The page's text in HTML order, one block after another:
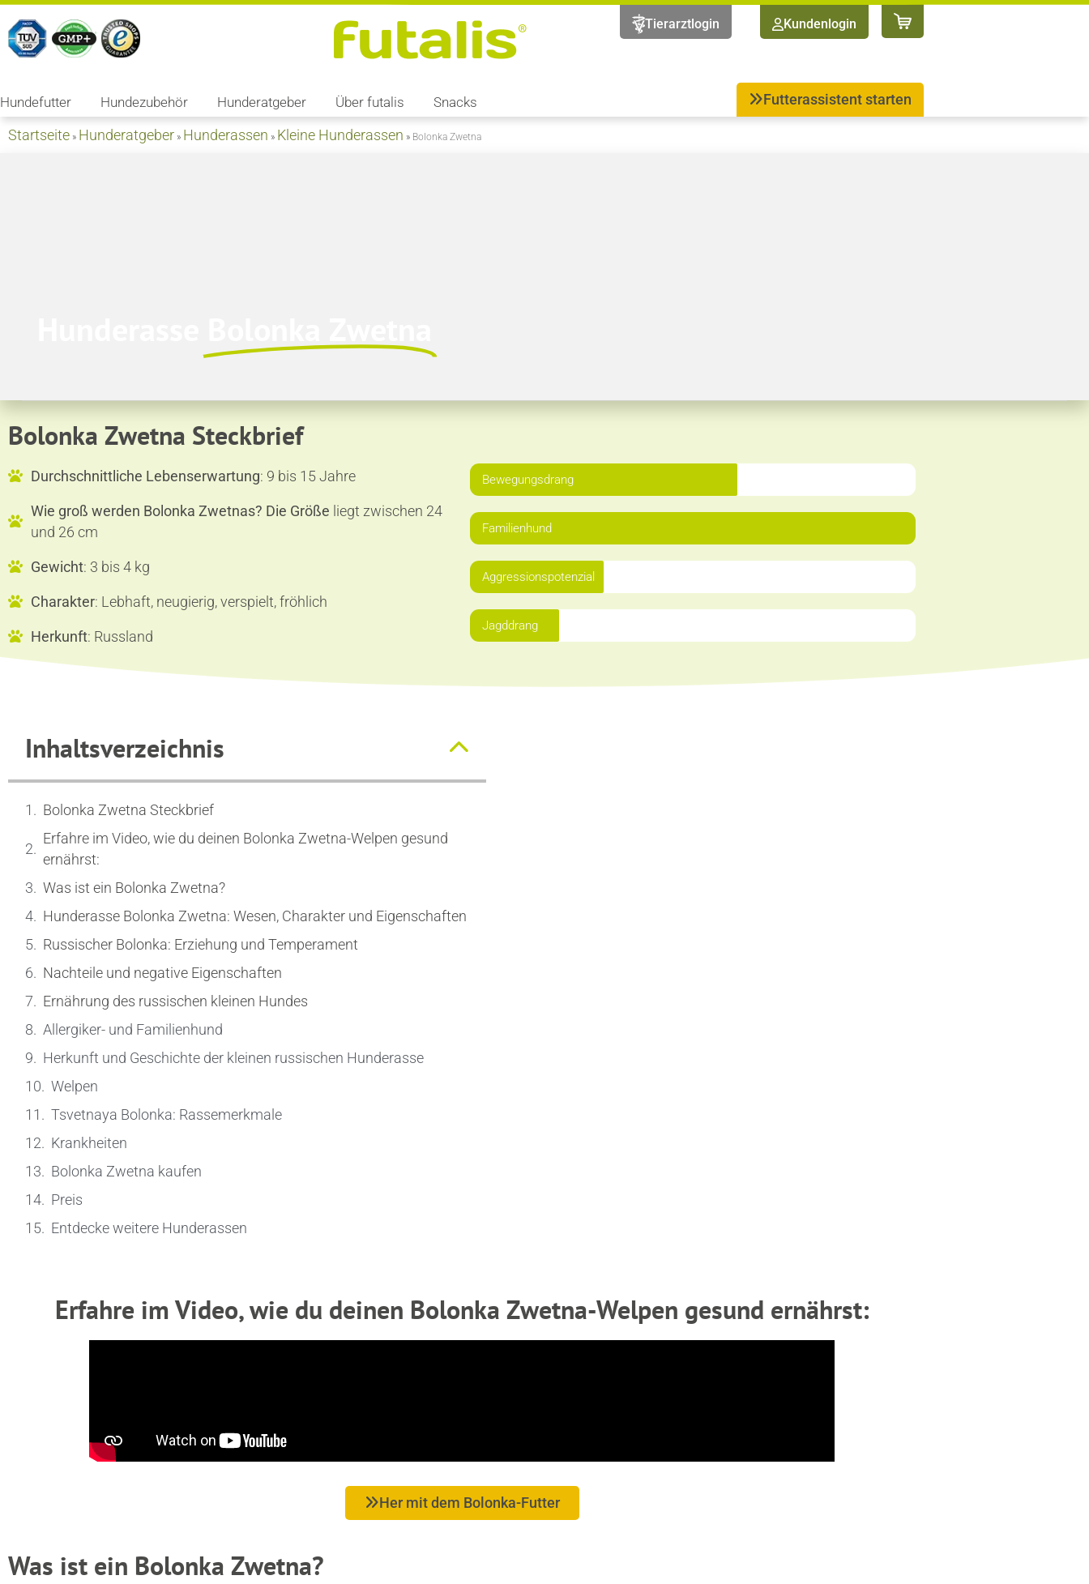
Tierarztlogin Kundenlogin
Hundefutter Hundezubehör Hunderatgeber Über futalis Snacks Futterassistent starten
Startseite » Hunderatgeber » Hunderassen » Kleine Hunderassen » Bolonka Zwetna
Bolonka Zwetna Steckbrief
Durchschnittliche Lebenserwartung: 9 bis 15 Jahre
Wie groß werden Bolonka Zwetnas? Die Größe liegt zwischen 24
und 26 cm
Gewicht: 3 bis 4 kg
Charakter: Lebhaft, neugierig, verspielt, fröhlich
Herkunft: Russland
Bewegungsdrang
Familienhund
Aggressionspotenzial
Jagddrang
Inhaltsverzeichnis
Bolonka Zwetna Steckbrief
Erfahre im Video, wie du deinen Bolonka Zwetna-Welpen gesund
ernährst:
Was ist ein Bolonka Zwetna?
Hunderasse Bolonka Zwetna: Wesen, Charakter und Eigenschaften
Russischer Bolonka: Erziehung und Temperament
Nachteile und negative Eigenschaften
Ernährung des russischen kleinen Hundes
Allergiker- und Familienhund
Herkunft und Geschichte der kleinen russischen Hunderasse
Welpen
Tsvetnaya Bolonka: Rassemerkmale
Krankheiten
Bolonka Zwetna kaufen
Preis
Entdecke weitere Hunderassen
Erfahre im Video, wie du deinen Bolonka Zwetna-Welpen gesund ernährst:
Her mit dem Bolonka-Futter
Was ist ein Bolonka Zwetna?